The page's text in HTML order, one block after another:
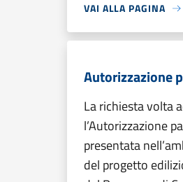
VAI ALLA PAGINA
Autorizzazione
La richiesta volta
l’Autorizzazione
presentata
del progetto